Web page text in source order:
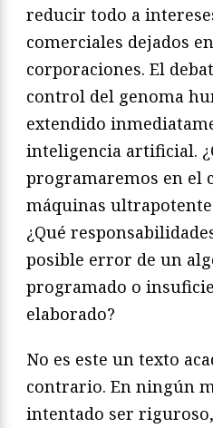
reducir todo a
comerciales dejados
corporaciones. El
control del genoma
extendido
inteligencia artificial.
programaremos en el
máquinas
¿Qué
posible error de un
programado o
elaborado?
No es este un texto
contrario. En ningún
intentado ser